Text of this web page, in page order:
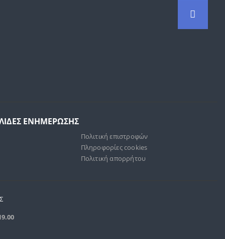
ΕΝΗΜΕΡΩΣΗΣ
Πολιτική επιστροφών
Πληροφορίες cookies
Πολιτική απορρήτου